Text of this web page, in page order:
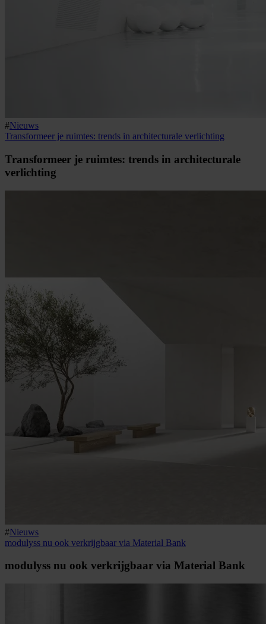
#Nieuws
Transformeer je ruimtes: trends in architecturale verlichting
Transformeer je ruimtes: trends in architecturale
verlichting
#Nieuws
modulyss nu ook verkrijgbaar via Material Bank
modulyss nu ook verkrijgbaar via Material Bank